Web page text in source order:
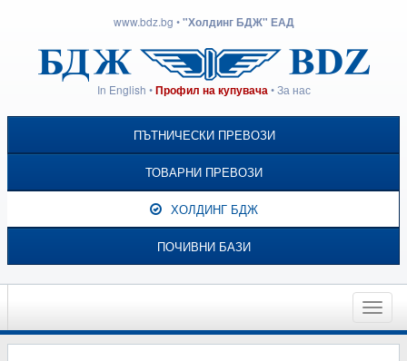
www.bdz.bg •"Холдинг БДЖ" ЕАД
In English •Профил на купувача •За нас
ПЪТНИЧЕСКИ ПРЕВОЗИ
ТОВАРНИ ПРЕВОЗИ
ХОЛДИНГ БДЖ
ПОЧИВНИ БАЗИ
Toggle